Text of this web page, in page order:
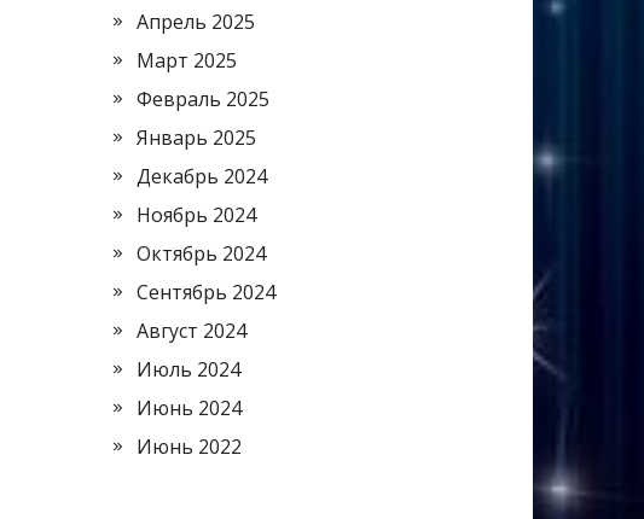
Апрель 2025
Март 2025
Февраль 2025
Январь 2025
Декабрь 2024
Ноябрь 2024
Октябрь 2024
Сентябрь 2024
Август 2024
Июль 2024
Июнь 2024
Июнь 2022